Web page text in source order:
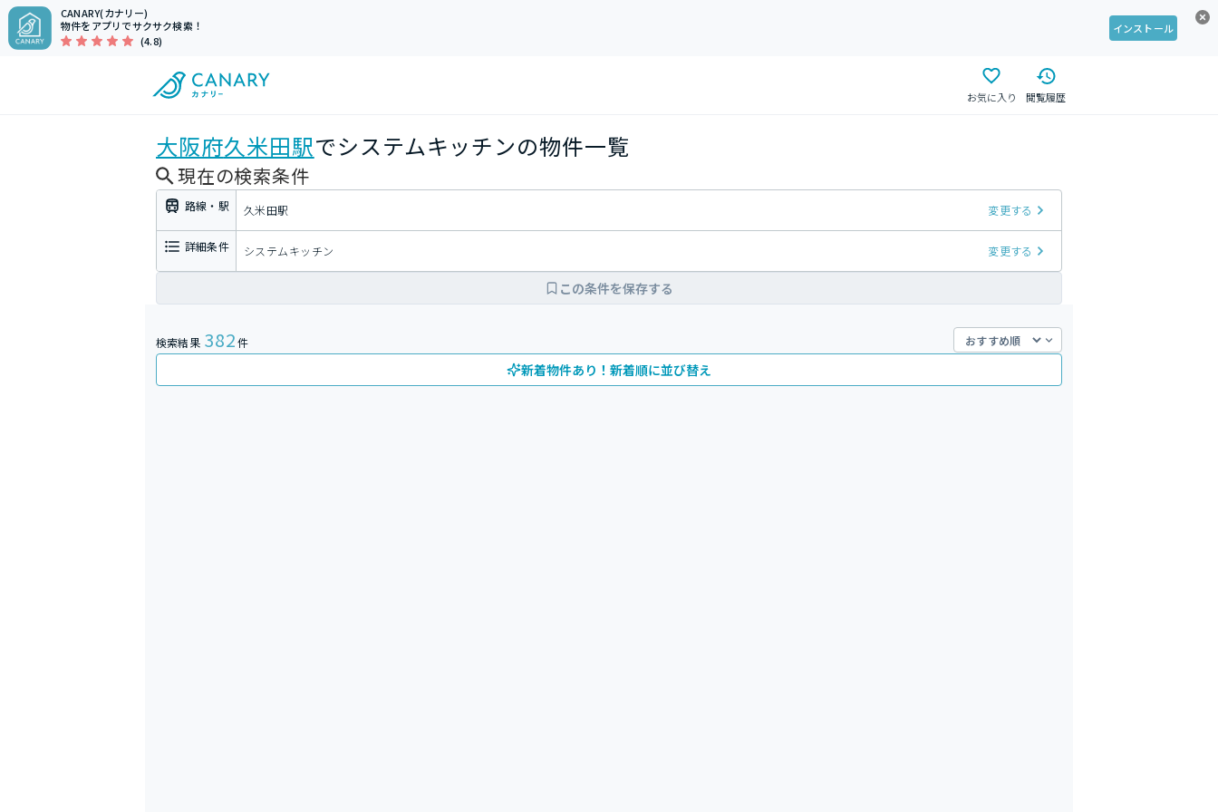
CANARY(カナリー)
物件をアプリでサクサク検索！
(4.8)
インストール
お気に入り 閲覧履歴
大阪府久米田駅でシステムキッチンの物件一覧
現在の検索条件
路線・駅 久米田駅 変更する
詳細条件 システムキッチン 変更する
この条件を保存する
検索結果 382件
新着物件あり！新着順に並び替え